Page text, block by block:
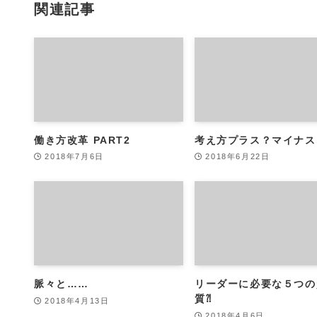
関連記事
働き方改革 PART2
2018年7月6日
考え方プラス？マイナ
2018年6月22日
脈々と……
2018年4月13日
リーダーに必要な５つ
質⁈